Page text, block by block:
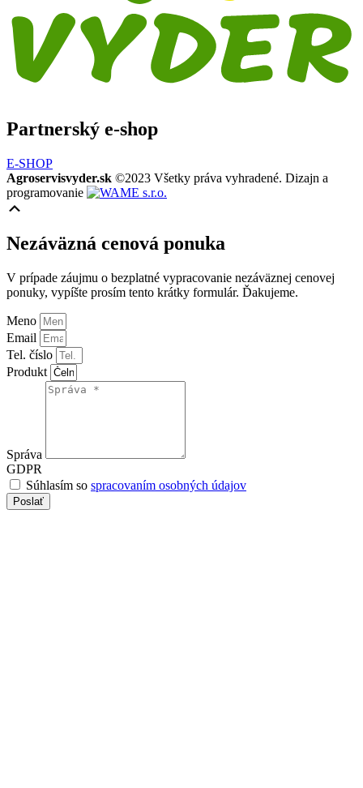
Partnerský e-shop
E-SHOP
Agroservisvyder.sk ©2023 Všetky práva vyhradené. Dizajn a
programovanie
Nezáväzná cenová ponuka
V prípade záujmu o bezplatné vypracovanie nezáväznej cenovej
ponuky, vypíšte prosím tento krátky formulár. Ďakujeme.
Meno
Email
Tel. číslo
Produkt
Správa
GDPR
Súhlasím so spracovaním osobných údajov
Poslať